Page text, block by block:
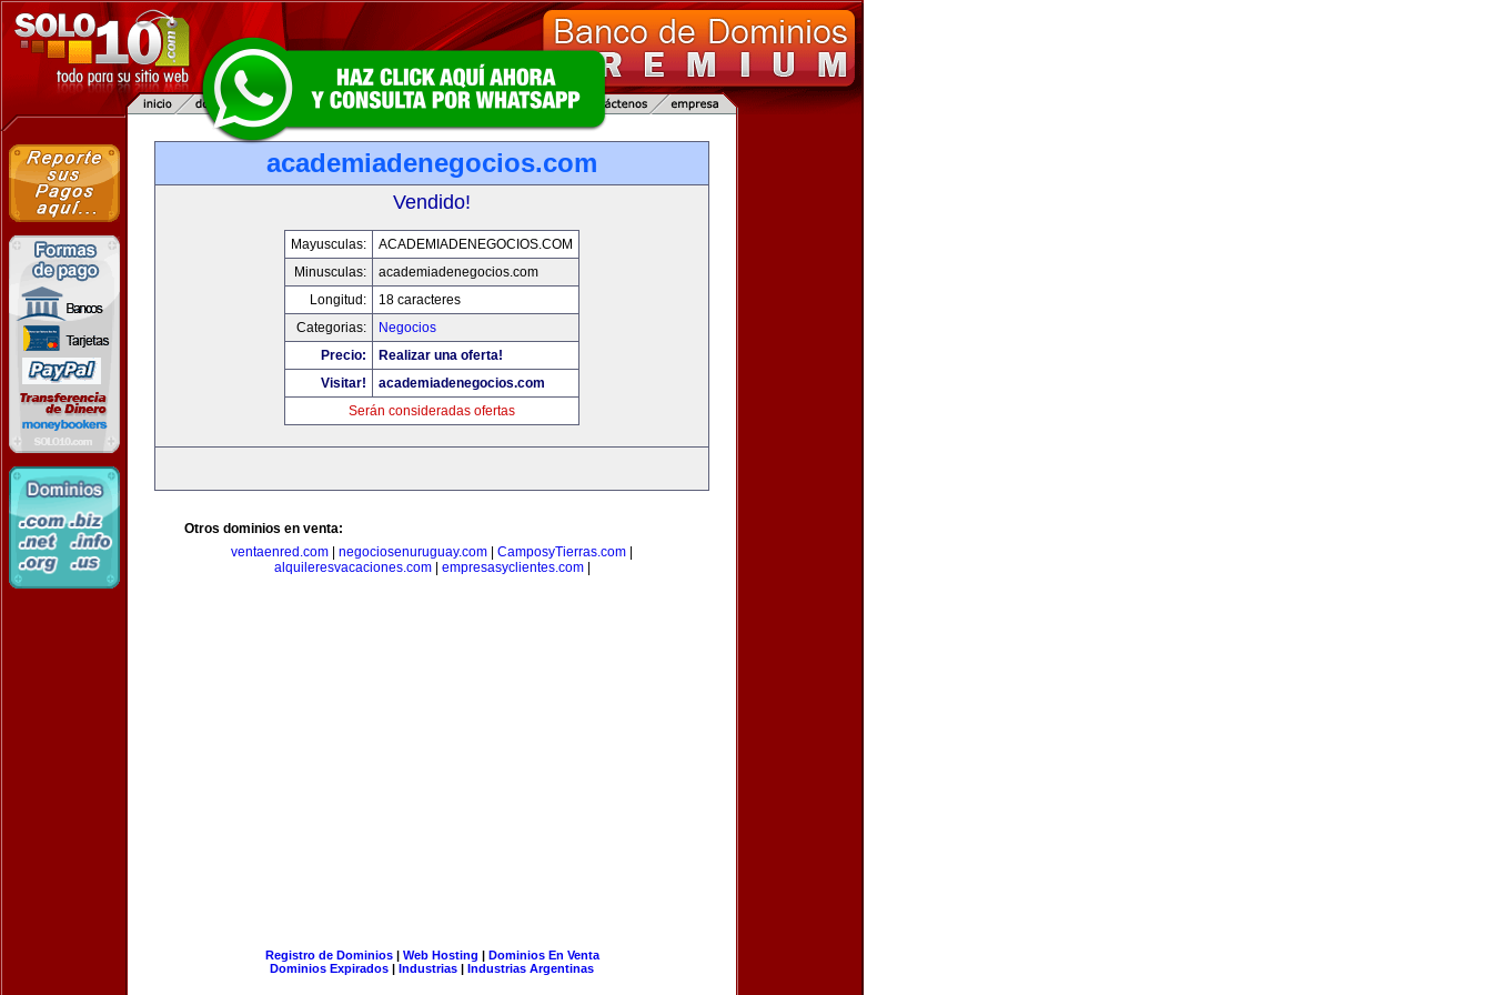
academiadenegocios.com
Vendido!
Mayusculas:
ACADEMIADENEGOCIOS.COM
Minusculas:
academiadenegocios.com
Longitud:
18 caracteres
Categorias:
Negocios
Precio:
Realizar una oferta!
Visitar!
academiadenegocios.com
Serán consideradas ofertas
Otros dominios en venta:
ventaenred.com
negociosenuruguay.com CamposyTierras.com
alquileresvacaciones.com| empresasyclientes.com|
Registro de Dominios| Web Hosting | Dominios En Venta
Dominios Expirados | Industrias | Industrias Argentinas